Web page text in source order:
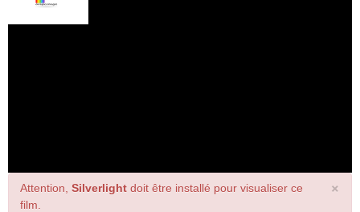
×
Attention, Silverlight doit être installé pour visualiser ce
film.